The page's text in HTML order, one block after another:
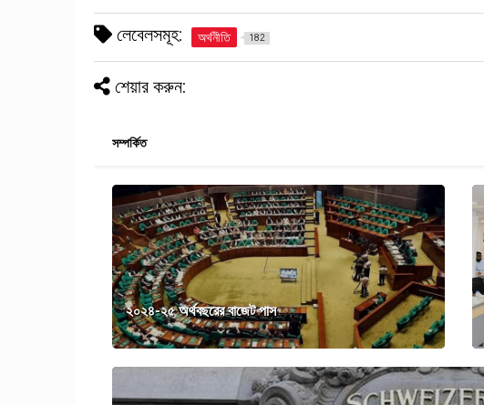
লেবেলসমূহ: অর্থনীতি 182
শেয়ার করুন:
সম্পর্কিত
২০২৪-২৫ অর্থবছরের বাজেট পাস